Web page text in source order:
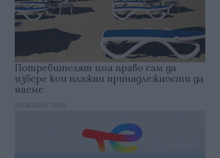
Потребителят има право сам да
избере кои плажни принадлежности да
наеме
09.08.2026 / 18:00